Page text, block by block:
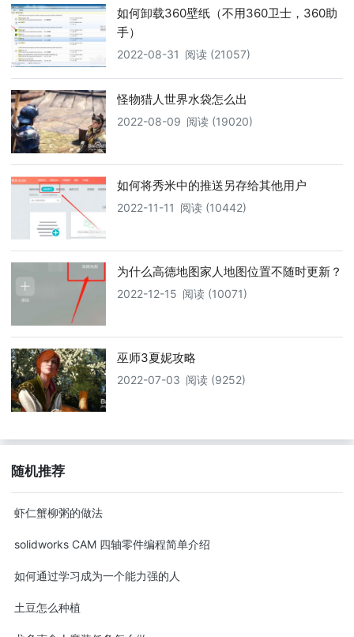
如何卸载360壁纸（不用360卫士，360助
手）
2022-08-31 阅读 (21057)
怪物猎人世界水袋怎么出
2022-08-09 阅读 (19020)
如何将秀米中的推送另存给其他用户
2022-11-11 阅读 (10442)
为什么高德地图家人地图位置不随时更新？
2022-12-15 阅读 (10071)
巫师3夏妮攻略
2022-07-03 阅读 (9252)
随机推荐
虾仁蟹柳粥的做法
solidworks CAM 四轴零件编程简单介绍
如何通过学习成为一个能力强的人
土豆怎么种植